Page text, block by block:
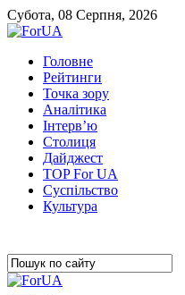
Субота, 08 Серпня, 2026
Головне
Рейтинги
Точка зору
Аналітика
Інтерв’ю
Столиця
Дайджест
TOP For UA
Суспiльство
Культура